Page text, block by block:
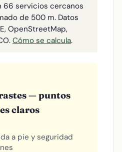
66 servicios cercanos
de 500 m. Datos
OpenStreetMap,
Cómo se calcula.
— puntos
claros
a pie y seguridad